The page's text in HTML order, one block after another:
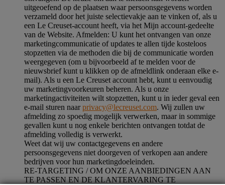
uitgeoefend op de plaatsen waar persoonsgegevens worden
verzameld door het juiste selectievakje aan te vinken of, als u
een Le Creuset-account heeft, via het Mijn account-gedeelte
van de Website. Afmelden: U kunt het ontvangen van onze
marketingcommunicatie of updates te allen tijde kosteloos
stopzetten via de methoden die bij de communicatie worden
weergegeven (om u bijvoorbeeld af te melden voor de
nieuwsbrief kunt u klikken op de afmeldlink onderaan elke e-
mail). Als u een Le Creuset account hebt, kunt u eenvoudig
uw marketingvoorkeuren beheren. Als u onze
marketingactiviteiten wilt stopzetten, kunt u in ieder geval een
e-mail sturen naarprivacy@lecreuset.com. Wij zullen uw
afmelding zo spoedig mogelijk verwerken, maar in sommige
gevallen kunt u nog enkele berichten ontvangen totdat de
afmelding volledig is verwerkt.
Weet dat wij uw contactgegevens en andere
persoonsgegevens niet doorgeven of verkopen aan andere
bedrijven voor hun marketingdoeleinden.
RE-TARGETING / OM ONZE AANBIEDINGEN AAN
TE PASSEN EN DE KLANTERVARING TE